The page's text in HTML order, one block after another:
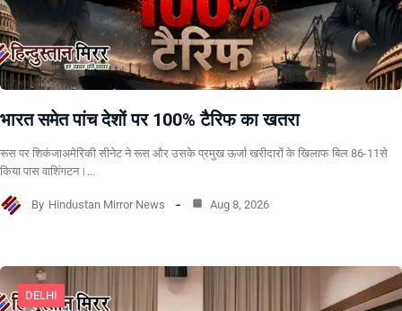
भारत समेत पांच देशों पर 100% टैरिफ का खतरा
रूस पर शिकंजाअमेरिकी सीनेट ने रूस और उसके प्रमुख ऊर्जा खरीदारों के खिलाफ बिल 86-11से
किया पास वाशिंगटन।…
By Hindustan Mirror News Aug 8, 2026
DELHI